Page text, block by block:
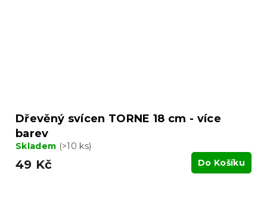
Dřevěný svícen TORNE 18 cm - více
barev
Skladem (>10 ks)
49 Kč Do Košíku